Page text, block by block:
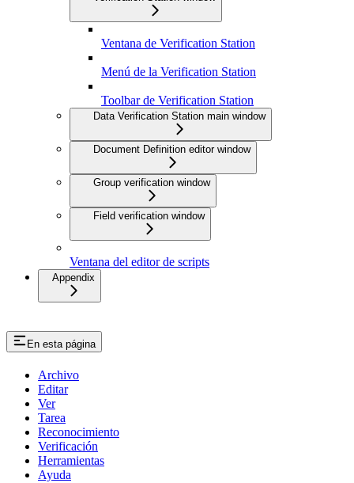
Ventana de Verification Station
Menú de la Verification Station
Toolbar de Verification Station
Data Verification Station main window
Document Definition editor window
Group verification window
Field verification window
Ventana del editor de scripts
Appendix
En esta página
Archivo
Editar
Ver
Tarea
Reconocimiento
Verificación
Herramientas
Ayuda